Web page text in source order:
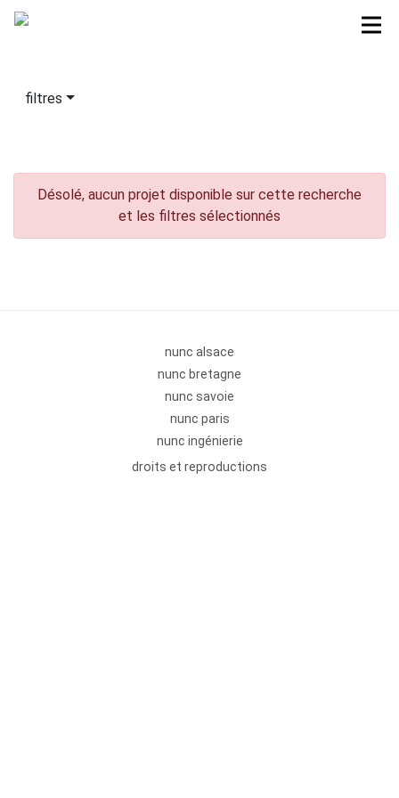
filtres
Désolé, aucun projet disponible sur cette recherche
et les filtres sélectionnés
nunc alsace
nunc bretagne
nunc savoie
nunc paris
nunc ingénierie
droits et reproductions